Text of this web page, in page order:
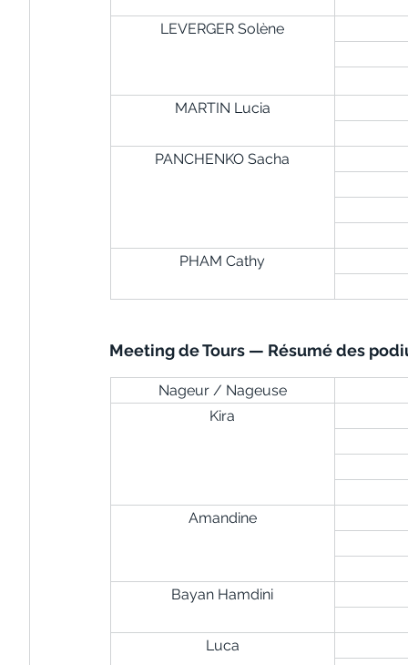
LEVERGER Solène
MARTIN Lucia
PANCHENKO Sacha
PHAM Cathy
Meeting de Tours — Résumé des
Nageur / Nageuse
Kira
Amandine
Bayan Hamdini
Luca